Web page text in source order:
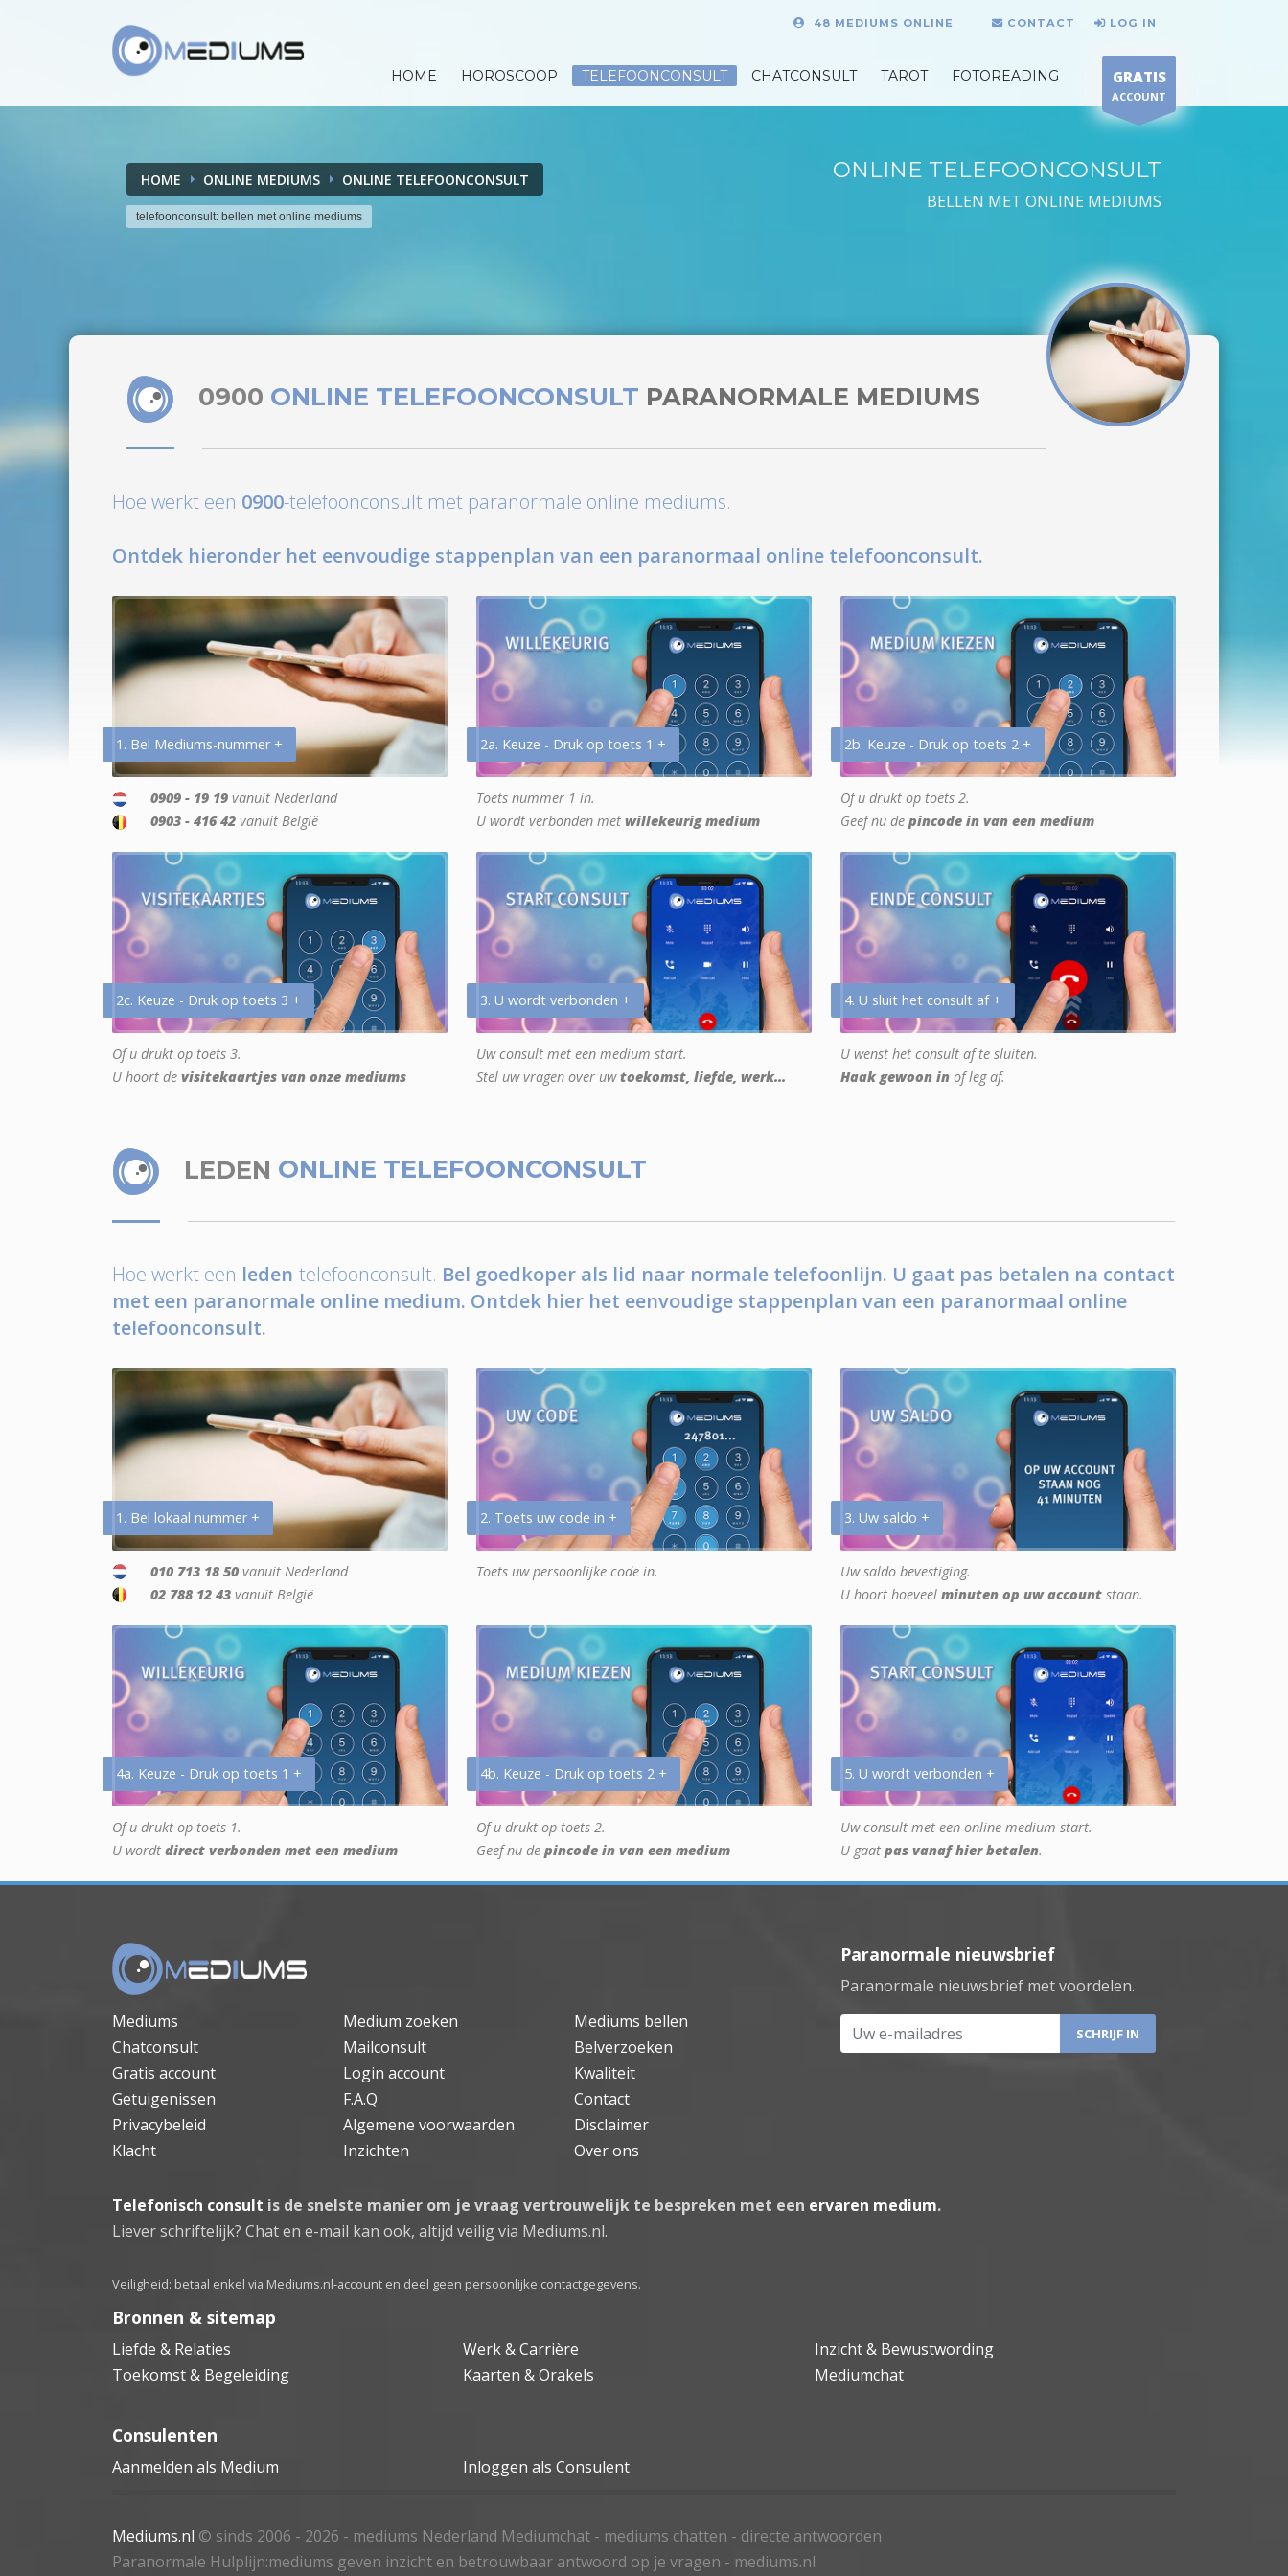
48 MEDIUMS ONLINE CONTACT LOG IN
HOME HOROSCOOP TELEFOONCONSULT CHATCONSULT TAROT FOTOREADING GRATIS
ACCOUNT
HOME ONLINE MEDIUMS ONLINE TELEFOONCONSULT
telefoonconsult: bellen met online mediums
ONLINE TELEFOONCONSULT
BELLEN MET ONLINE MEDIUMS
0900 ONLINE TELEFOONCONSULT PARANORMALE MEDIUMS
Hoe werkt een 0900-telefoonconsult met paranormale online mediums.
Ontdek hieronder het eenvoudige stappenplan van een paranormaal online telefoonconsult.
1. Bel Mediums-nummer +
0909 - 19 19 vanuit Nederland
0903 - 416 42 vanuit België
2a. Keuze - Druk op toets 1 +
Toets nummer 1 in.
U wordt verbonden met willekeurig medium
2b. Keuze - Druk op toets 2 +
Of u drukt op toets 2.
Geef nu de pincode in van een medium
2c. Keuze - Druk op toets 3 +
Of u drukt op toets 3.
U hoort de visitekaartjes van onze mediums
3. U wordt verbonden +
Uw consult met een medium start.
Stel uw vragen over uwtoekomst, liefde, werk...
4. U sluit het consult af +
U wenst het consult af te sluiten.
Haak gewoon in of leg af.
LEDEN ONLINE TELEFOONCONSULT
Hoe werkt een leden-telefoonconsult. Bel goedkoper als lid naar normale telefoonlijn. U gaat pas betalen na contact
met een paranormale online medium. Ontdek hier het eenvoudige stappenplan van een paranormaal online
telefoonconsult.
1. Bel lokaal nummer +
010 713 18 50 vanuit Nederland
02 788 12 43 vanuit België
2. Toets uw code in +
Toets uw persoonlijke code in.
3. Uw saldo +
Uw saldo bevestiging.
U hoort hoeveel minuten op uw account staan.
4a. Keuze - Druk op toets 1 +
Of u drukt op toets 1.
U wordt direct verbonden met een medium
4b. Keuze - Druk op toets 2 +
Of u drukt op toets 2.
Geef nu de pincode in van een medium
5. U wordt verbonden +
Uw consult met een online medium start.
U gaat pas vanaf hier betalen.
Mediums Medium zoeken
Mediums bellen
Chatconsult
Mailconsult
Belverzoeken
Gratis account
Login account
Kwaliteit
Getuigenissen
F.A.Q
Contact
Privacybeleid
Algemene voorwaarden
Disclaimer
Klacht
Inzichten Over ons
Paranormale nieuwsbrief
Paranormale nieuwsbrief met voordelen.
Uw e-mailadres
Telefonisch consult is de snelste manier om je vraag vertrouwelijk te bespreken met een ervaren medium.
Liever schriftelijk? Chat en e-mail kan ook, altijd veilig via Mediums.nl.
Veiligheid: betaal enkel via Mediums.nl-account en deel geen persoonlijke contactgegevens.
Bronnen & sitemap
Liefde & Relaties Werk & Carrière
Inzicht & Bewustwording
Toekomst & Begeleiding
Kaarten & Orakels Mediumchat
Consulenten
Aanmelden als Medium Inloggen als Consulent
Mediums.nl © sinds 2006 - 2026 - mediums Nederland Mediumchat - mediums chatten - directe antwoorden
Paranormale Hulplijn:mediums geven inzicht en betrouwbaar antwoord op je vragen - mediums.nl